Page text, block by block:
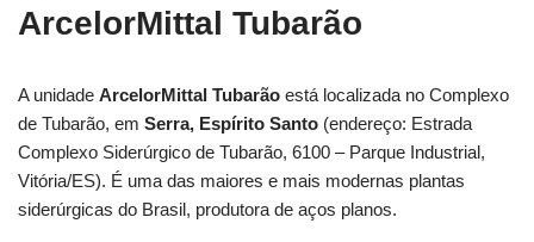
ArcelorMittal Tubarão
A unidade ArcelorMittal Tubarão está localizada no Complexo
de Tubarão, em Serra, Espírito Santo (endereço: Estrada
Complexo Siderúrgico de Tubarão, 6100 – Parque Industrial,
Vitória/ES). É uma das maiores e mais modernas plantas
siderúrgicas do Brasil, produtora de aços planos.